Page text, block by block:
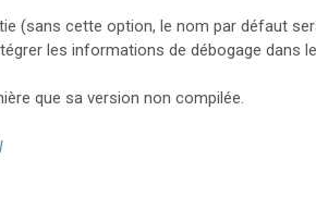
(sans cette option, le nom par défaut
les informations de débogage dans
que sa version non compilée.